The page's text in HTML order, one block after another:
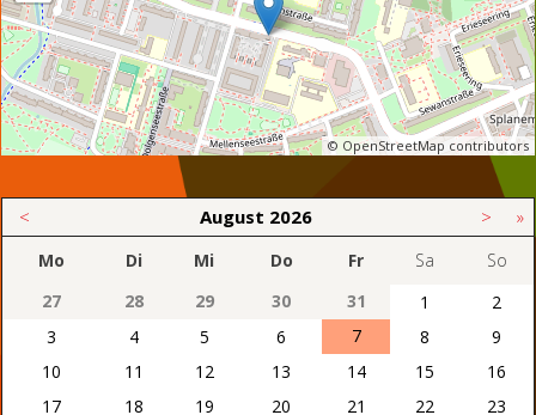
© OpenStreetMap contributors
< August 2026 > »
Mo Di Mi Do Fr Sa
So
27
28 29 30 31 1
2
3
4 5 6 7 8
9
10
11 12 13 14 15
16
17
18 19 20 21 22
23